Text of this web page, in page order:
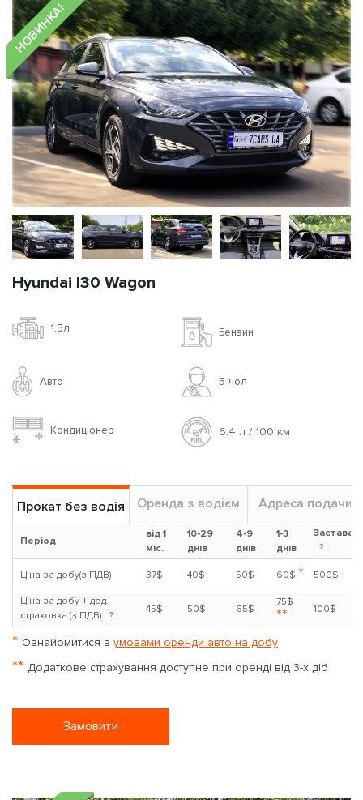
НОВИНКА!
Hyundai I30 Wagon
1.5л Бензин
Авто 5 чoл
Кондиціонер 6.4 л / 100 км
Прокат без водія Оренда з водієм Адреса подачи
Період
від 1
міс.
10-29
днів
4-9
днів
1-3
днів
Застава
?
Ціна за добу(з ПДВ) 37$ 40$ 50$ 60$ * 500$
Ціна за добу + дод.
страховка (з ПДВ)
?
45$ 50$ 65$
75$
** 100$
* Ознайомитися з умовами оренди авто на добу
** Додаткове страхування доступне при оренді від 3-х діб
Замовити